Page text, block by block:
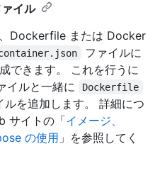
イル
Dockerfile または Docker
ファイルに
できます。 これを行うに
イルと一緒に Dockerfile
ルを追加します。 詳細につ
サイトの「イメージ、
の使用 」を参照してく